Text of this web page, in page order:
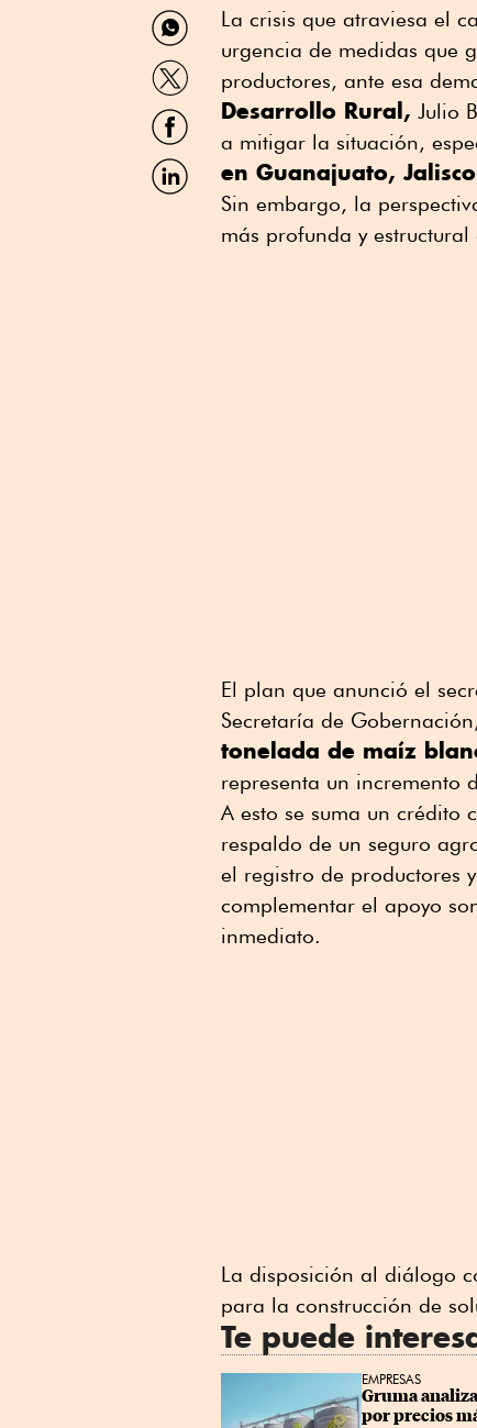
Compartir
por
WhatsApp
Compartir
por
Twitter
Compartir
por
Facebook
Compartir
por
La crisis que atraviesa el
urgencia de medidas que
productores, ante esa
Desarrollo Rural, Julio
a mitigar la situación,
en Guanajuato,
Sin embargo, la
más profunda y
El plan que anunció el
Secretaría de
tonelada de maíz
representa un incremento
A esto se suma un crédito
respaldo de un seguro
el registro de productores
complementar el apoyo
inmediato.
La disposición al diálogo
para la construcción de
Te puede
EMPRESAS
Gruma
por precios